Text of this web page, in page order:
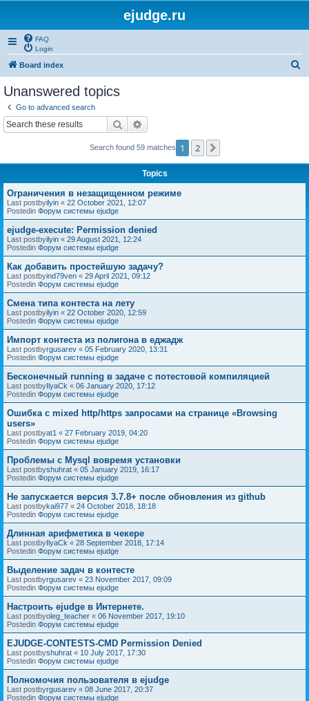
ejudge.ru
FAQ
Login
Board index
Unanswered topics
Go to advanced search
Search
Search found 59 matches 1 2
Topics
Ограничения в незащищенном режиме
Last postbyilyin « 22 October 2021, 12:07
Postedin Форум системы ejudge
ejudge-execute: Permission denied
Last postbyilyin « 29 August 2021, 12:24
Postedin Форум системы ejudge
Как добавить простейшую задачу?
Last postbyind79ven « 29 April 2021, 09:12
Postedin Форум системы ejudge
Смена типа контеста на лету
Last postbyilyin « 22 October 2020, 12:59
Postedin Форум системы ejudge
Импорт контеста из полигона в еджадж
Last postbyrgusarev « 05 February 2020, 13:31
Postedin Форум системы ejudge
Бесконечный running в задаче с потестовой компиляцией
Last postbyIlyaCk « 06 January 2020, 17:12
Postedin Форум системы ejudge
Ошибка с mixed http/https запросами на странице «Browsing
users»
Last postbyat1 « 27 February 2019, 04:20
Postedin Форум системы ejudge
Проблемы с Mysql вовремя установки
Last postbyshuhrat « 05 January 2019, 16:17
Postedin Форум системы ejudge
Не запускается версия 3.7.8+ после обновления из github
Last postbykai977 « 24 October 2018, 18:18
Postedin Форум системы ejudge
Длинная арифметика в чекере
Last postbyIlyaCk « 28 September 2018, 17:14
Postedin Форум системы ejudge
Выделение задач в контесте
Last postbyrgusarev « 23 November 2017, 09:09
Postedin Форум системы ejudge
Настроить ejudge в Интернете.
Last postbyoleg_teacher « 06 November 2017, 19:10
Postedin Форум системы ejudge
EJUDGE-CONTESTS-CMD Permission Denied
Last postbyshuhrat « 10 July 2017, 17:30
Postedin Форум системы ejudge
Полномочия пользователя в ejudge
Last postbyrgusarev « 08 June 2017, 20:37
Postedin Форум системы ejudge